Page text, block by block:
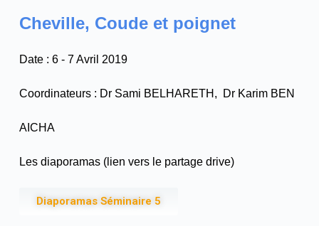
Cheville, Coude et poignet
Date : 6 - 7 Avril 2019
Coordinateurs : Dr Sami BELHARETH, Dr Karim BEN
AICHA
Les diaporamas (lien vers le partage drive)
Diaporamas Séminaire 5